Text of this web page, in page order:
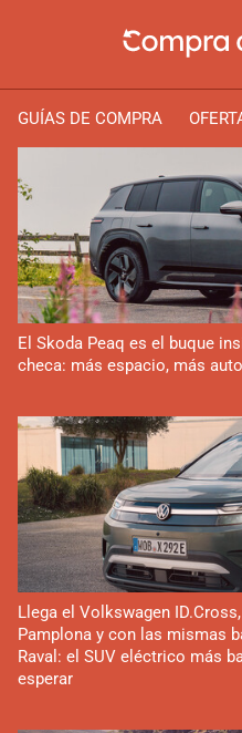
GUÍAS DE COMPRA
El Skoda Peaq es el buque
checa: más espacio, más
Llega el Volkswagen
Pamplona y con las mismas
Raval: el SUV eléctrico más
esperar